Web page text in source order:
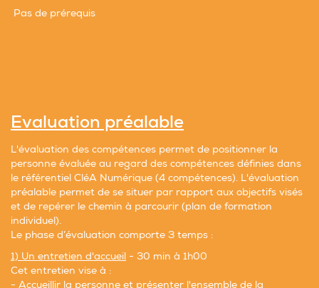
Pas de prérequis
Evaluation préalable
L'évaluation des compétences permet de positionner la
personne évaluée au regard des compétences définies dans
le référentiel CléA Numérique (4 compétences). L'évaluation
préalable permet de se situer par rapport aux objectifs visés
et de repérer le chemin à parcourir (plan de formation
individuel).
Le phase d’évaluation comporte 3 temps :
1) Un entretien d'accueil - 30 min à 1h00
Cet entretien vise à :
- Accueillir la personne et présenter l'ensemble de la